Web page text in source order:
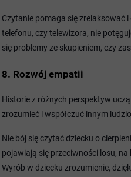
Czytanie pomaga się zrelaksować
telefonu, czy telewizora, nie
się problemy ze skupieniem, czy
8. Rozwój empatii
Historie z różnych perspektyw
zrozumieć i współczuć innym
Nie bój się czytać dziecku o
pojawiają się przeciwności losu,
Wyrób w dziecku zrozumienie,